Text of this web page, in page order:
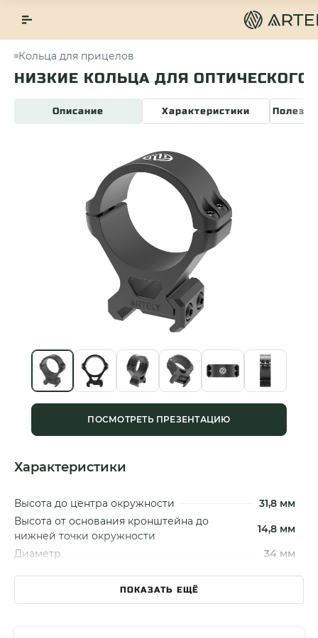
Кольца для прицелов
НИЗКИЕ КОЛЬЦА ДЛЯ ОПТИЧЕСКОГО
Описание Характеристики
ПОСМОТРЕТЬ ПРЕЗЕНТАЦИЮ
Характеристики
Высота до центра окружности
31,8 мм
Высота от основания кронштейна до
нижней точки окружности
14,8 мм
Диаметр
34 мм
Тип колец
Низкие
ПОКАЗАТЬ ЕЩЁ